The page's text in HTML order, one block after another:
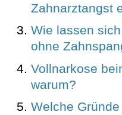
Zahnarztangst
Wie lassen
ohne
Vollnarkose
warum?
Welche